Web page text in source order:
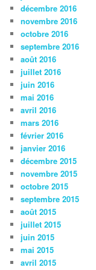
décembre 2016
novembre 2016
octobre 2016
septembre 2016
août 2016
juillet 2016
juin 2016
mai 2016
avril 2016
mars 2016
février 2016
janvier 2016
décembre 2015
novembre 2015
octobre 2015
septembre 2015
août 2015
juillet 2015
juin 2015
mai 2015
avril 2015